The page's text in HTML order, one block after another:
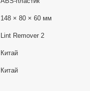
148 × 80 × 60 мм
Lint Remover 2
Китай
Китай